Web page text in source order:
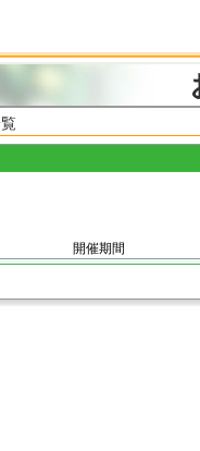
開催期間